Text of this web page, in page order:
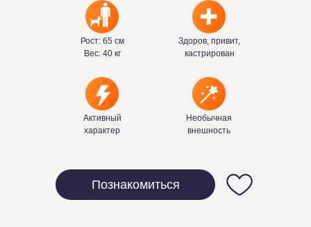
Рост: 65 см
Вес: 40 кг
Здоров, привит,
кастрирован
Активный
характер
Необычная
внешность
Познакомиться